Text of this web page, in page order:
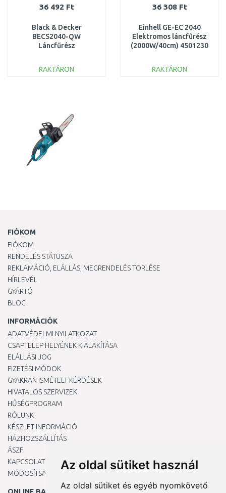
Az oldal sütiket használ
Az oldal sütiket és egyéb nyomkövető
36 492 Ft
Black & Decker
BECS2040-QW
Láncfűrész
RAKTÁRON
36 308 Ft
Einhell GE-EC 2040
Elektromos láncfűrész
(2000W/40cm) 4501230
RAKTÁRON
FIÓKOM
FIÓKOM
RENDELÉS STÁTUSZA
REKLAMÁCIÓ, ELÁLLÁS, MEGRENDELÉS TÖRLÉSE
HÍRLEVÉL
GYÁRTÓ
BLOG
INFORMÁCIÓK
ADATVÉDELMI NYILATKOZAT
CSAPTELEP HELYÉNEK KIALAKÍTÁSA
ELÁLLÁSI JOG
FIZETÉSI MÓDOK
GYAKRAN ISMÉTELT KÉRDÉSEK
HIVATALOS SZERVIZEK
HŰSÉGPROGRAM
RÓLUNK
KÉSZLET INFORMÁCIÓ
HÁZHOZSZÁLLÍTÁS
ÁSZF
KAPCSOLAT
MÓDOSÍTSA A COOKIE-BEÁLLÍTÁSAIMAT